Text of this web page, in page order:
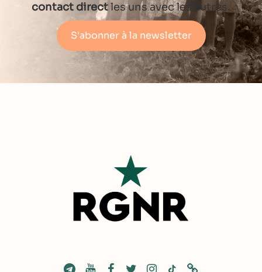
contact directles uns avec les autres.
S'abonner à la newsletter